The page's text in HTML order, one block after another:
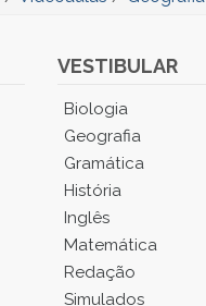
VESTIBULAR
Biologia
Geografia
Gramática
História
Inglês
Matemática
Redação
Simulados